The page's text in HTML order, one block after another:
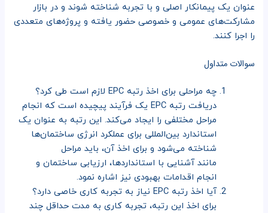
عنوان یک پیمانکار اصلی و با تجربه شناخته شوند و در بازار
مشارکت‌های عمومی و خصوصی حضور یافته و پروژه‌های متعددی
را اجرا کنند.
سوالات متداول
چه مراحلی برای اخذ رتبه EPC لازم است طی کرد؟
دریافت رتبه EPC یک فرآیند پیچیده است که انجام
مراحل مختلفی را ایجاد می‌کند. این رتبه به عنوان یک
استاندارد بین‌المللی برای عملکرد انرژی ساختمان‌ها
شناخته می‌شود و برای اخذ آن، باید مراحل
مانند آشنایی با استانداردها، ارزیابی ساختمان و
انجام اقدامات بهبودی نیز اشاره نمود.
آیا اخذ رتبه EPC نیاز به تجربه کاری خاصی دارد؟
برای اخذ این رتبه، تجربه کاری به مدت حداقل چند